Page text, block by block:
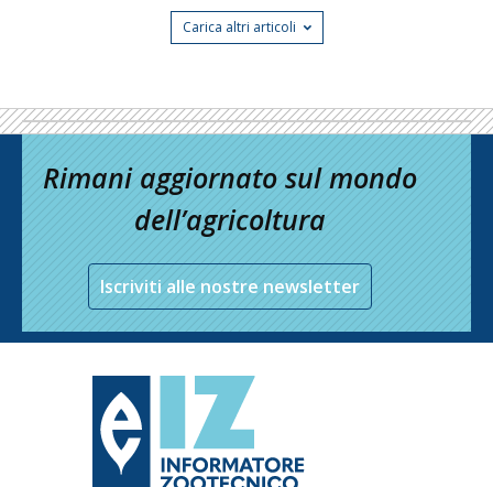
Carica altri articoli
Rimani aggiornato sul mondo
dell’agricoltura
Iscriviti alle nostre newsletter